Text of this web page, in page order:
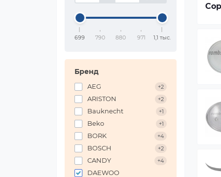
699 790 880 971 1,1 тыс.
Бренд
AEG +2
ARISTON +2
Bauknecht +1
Beko +1
BORK +4
BOSCH +2
CANDY +4
DAEWOO